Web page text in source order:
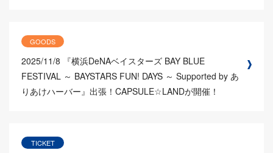
GOODS
2025/11/8
『横浜DeNAベイスターズ BAY BLUE
FESTIVAL ～ BAYSTARS FUN! DAYS ～ Supported by あ
りあけハーバー』出張！CAPSULE☆LANDが開催！
TICKET